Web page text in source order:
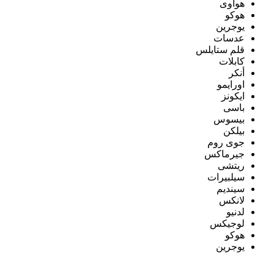
هواوى
هوكو
يوجرين
عدسات
قلم ستايلس
كابلات
أنكر
اورايمو
ايكونز
باسى
بيسوس
بيلكن
جوى روم
جيرماكس
ريتشى
سيلبيرات
سينديم
لانكس
لدنيو
لوجيكس
هوكو
يوجرين